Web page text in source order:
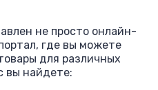
не просто онлайн-
где вы можете
для различных
вы найдете: